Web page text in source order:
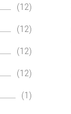
(12)
(12)
(12)
(12)
(1)